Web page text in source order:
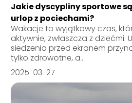
Jakie dyscypliny sportowe
urlop z pociechami?
Wakacje to wyjątkowy czas,
aktywnie, zwłaszcza z dziećmi.
siedzenia przed ekranem
tylko zdrowotne, a...
2025-03-27